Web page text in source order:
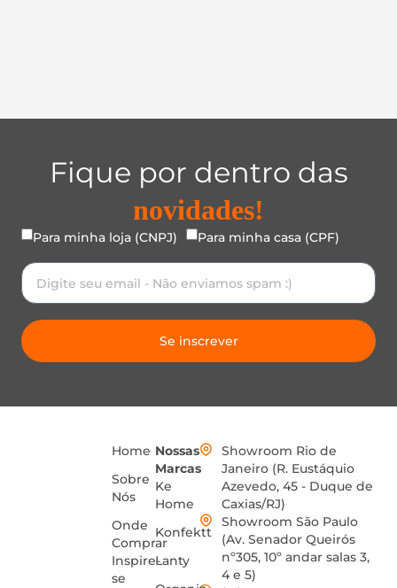
Fique por dentro das
novidades!
Para minha loja (CNPJ) Para minha casa (CPF)
Se inscrever
Home
Sobre
Nós
Onde
Comprar
Inspire-
se
Nossas
Marcas
Ke
Home
Konfektt
Lanty
Showroom Rio de
Janeiro (R. Eustáquio
Azevedo, 45 - Duque de
Caxias/RJ)
Showroom São Paulo
(Av. Senador Queirós
nº305, 10º andar salas 3,
4 e 5)